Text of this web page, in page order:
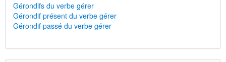
Gérondifs du verbe gérer
Gérondif présent du verbe gérer
Gérondif passé du verbe gérer